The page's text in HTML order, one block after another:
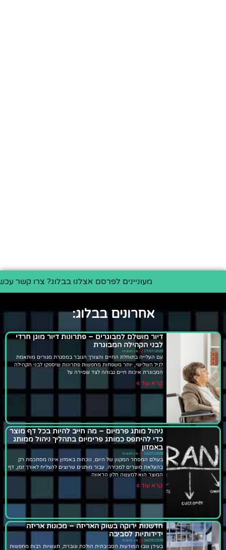
מעוניינים לפרסם אצלנו בבלוג? צרו קשר עכשיו >>
אחרונים בבלוג:
דיור מושלם למבוגרים – פתרונות דיור מוגן חרדי
לבני הקהילה המבוגרת
17/07/2026 אין תגובות
עם העלייה בתוחלת החיים והצורך הגובר במסגרת מגורים מותאמת
לגיל השלישי, יותר משפחות מחפשות פתרונות שיספקו לבני הקהילה
המבוגרת איכות חיים גבוהה לצד שמירה על
קרא עוד »
ניהול מותג פרמיום – מה חייב להיות בכל דף מוצר
כדי להיתפס כמותג פרימיום בתהליך ניהול ממותג
באמזון
13/07/2026 אין תגובות
בעולם המסחר המקוון של היום, נוכחות באמזון אינה מסתכמת רק
בהעלאת מוצרים למכירה. עבור מותגים שרוצים להצליח לאורך זמן, דף
המוצר הוא למעשה חלון הראווה
קרא עוד »
חדשנות ירוקה בשוק האריזה – מכונות אריזה
ידידותיות לסביבה
24/05/2026 אין תגובות
בעידן שבו המודעות הסביבתית הולכת וגוברת, תעשיות רבות מחפשות